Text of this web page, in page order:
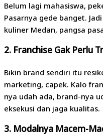
Belum lagi mahasiswa,
Pasarnya gede banget.
kuliner Medan, pangsa
2. Franchise Gak Perlu
Bikin brand sendiri itu
marketing, capek. Kalo
nya udah ada, brand-nya
eksekusi dan jaga kualitas.
3. Modalnya Macem-